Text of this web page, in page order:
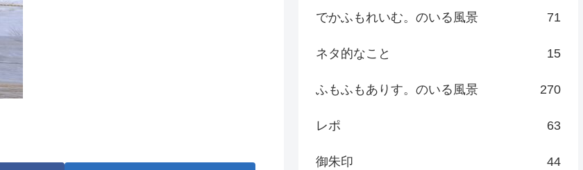
でかふもれいむ。のいる風景 71
ネタ的なこと 15
ふもふもありす。のいる風景 270
レポ 63
御朱印 44